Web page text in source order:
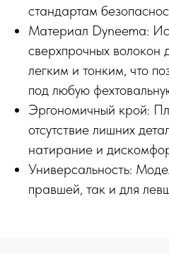
стандартам
Материал Dyneema:
сверхпрочных волокон
легким и тонким, что
под любую
Эргономичный крой:
отсутствие лишних
натирание и
Универсальность:
правшей, так и для